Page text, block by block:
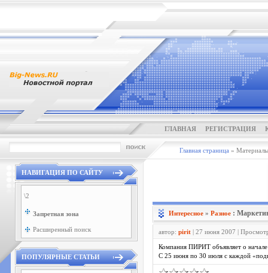
ГЛАВНАЯ РЕГИСТРАЦИЯ
Главная страница »
НАВИГАЦИЯ ПО САЙТУ
\2
Запретная зона
Расширенный поиск
ПОПУЛЯРНЫЕ СТАТЬИ
Интересное » Разное :
автор: pirit | 27 июня 2007 |
Компания ПИРИТ объявляет о
С 25 июня по 30 июля с каждой